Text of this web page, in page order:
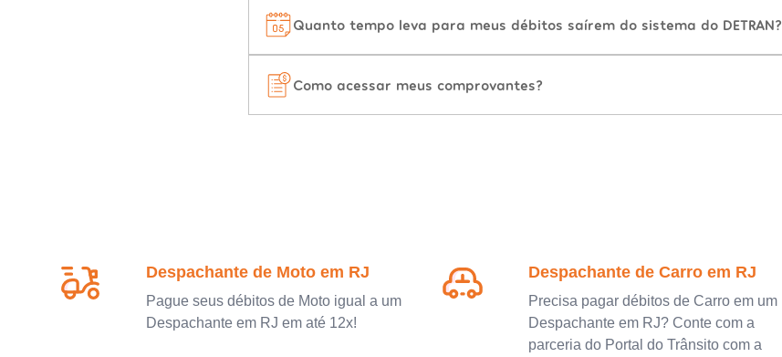
Quanto tempo leva para meus débitos saírem do sistema do DETRAN?
Como acessar meus comprovantes?
Despachante de Moto em RJ
Pague seus débitos de Moto igual a um
Despachante em RJ em até 12x!
Despachante de Carro em RJ
Precisa pagar débitos de Carro em um
Despachante em RJ? Conte com a
parceria do Portal do Trânsito com a